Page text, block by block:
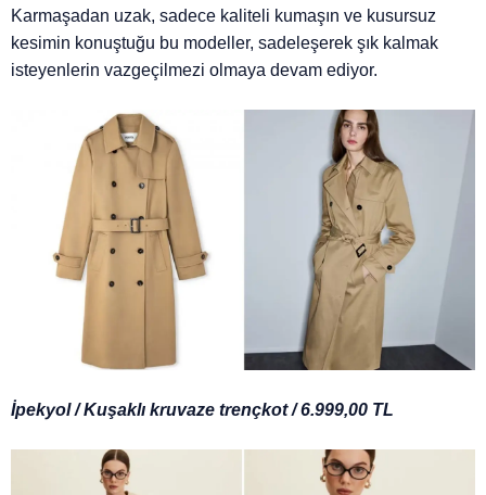
Karmaşadan uzak, sadece kaliteli kumaşın ve kusursuz
kesimin konuştuğu bu modeller, sadeleşerek şık kalmak
isteyenlerin vazgeçilmezi olmaya devam ediyor.
İpekyol / Kuşaklı kruvaze trençkot / 6.999,00 TL